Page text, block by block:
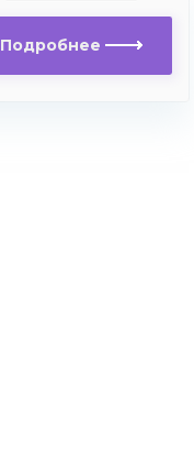
Подробнее